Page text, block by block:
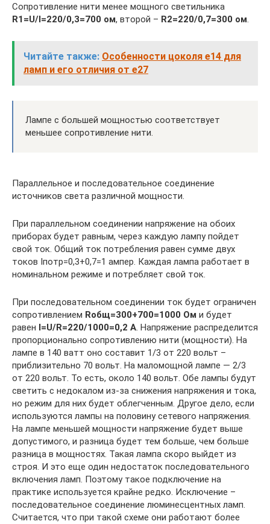
Сопротивление нити менее мощного светильника
R1=U/I=220/0,3=700 ом, второй – R2=220/0,7=300 ом.
Читайте также: Особенности цоколя е14 для
ламп и его отличия от e27
Лампе с большей мощностью соответствует
меньшее сопротивление нити.
Параллельное и последовательное соединение
источников света различной мощности.
При параллельном соединении напряжение на обоих
приборах будет равным, через каждую лампу пойдет
свой ток. Общий ток потребления равен сумме двух
токов Iпотр=0,3+0,7=1 ампер. Каждая лампа работает в
номинальном режиме и потребляет свой ток.
При последовательном соединении ток будет ограничен
сопротивлением Rобщ=300+700=1000 Ом и будет
равен I=U/R=220/1000=0,2 А. Напряжение распределится
пропорционально сопротивлению нити (мощности). На
лампе в 140 ватт оно составит 1/3 от 220 вольт –
приблизительно 70 вольт. На маломощной лампе — 2/3
от 220 вольт. То есть, около 140 вольт. Обе лампы будут
светить с недокалом из-за снижения напряжения и тока,
но режим для них будет облегченным. Другое дело, если
используются лампы на половину сетевого напряжения.
На лампе меньшей мощности напряжение будет выше
допустимого, и разница будет тем больше, чем больше
разница в мощностях. Такая лампа скоро выйдет из
строя. И это еще один недостаток последовательного
включения ламп. Поэтому такое подключение на
практике используется крайне редко. Исключение –
последовательное соединение люминесцентных ламп.
Считается, что при такой схеме они работают более